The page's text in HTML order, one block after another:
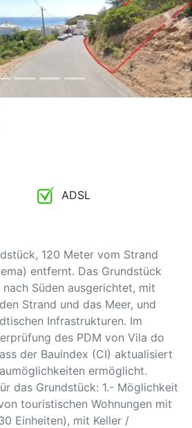
Next
ADSL
120 Meter vom Strand
entfernt. Das Grundstück
Süden ausgerichtet, mit
Strand und das Meer, und
Infrastrukturen. Im
des PDM von Vila do
der Bauindex (CI) aktualisiert
ermöglicht.
das Grundstück: 1.- Möglichkeit
touristischen Wohnungen mit
Einheiten), mit Keller /